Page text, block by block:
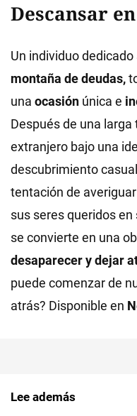
Descansar
Un individuo
montaña de deudas,
una ocasión única e
Después de una larga
extranjero bajo una
descubrimiento
tentación de
sus seres queridos
se convierte en una
desaparecer y dejar
puede comenzar de
atrás? Disponible en
Lee además